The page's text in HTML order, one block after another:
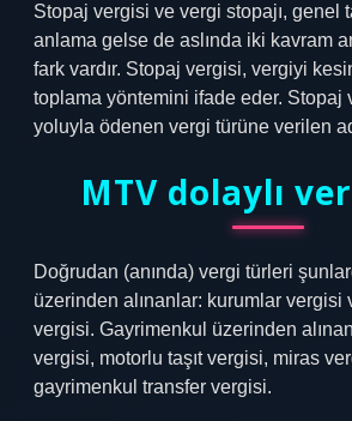
Stopaj vergisi ve vergi stopajı, genel
anlama gelse de aslında iki kavram
fark vardır. Stopaj vergisi, vergiyi
toplama yöntemini ifade eder. Stopaj
yoluyla ödenen vergi türüne verilen
MTV dolaylı
Doğrudan (anında) vergi türleri
üzerinden alınanlar: kurumlar vergisi
vergisi. Gayrimenkul üzerinden
vergisi, motorlu taşıt vergisi, miras
gayrimenkul transfer vergisi.